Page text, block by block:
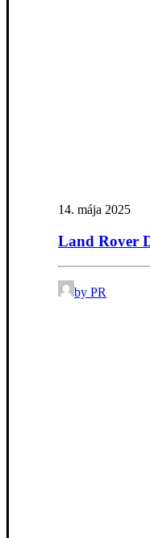
14. mája 2025
Land Rover
by PR